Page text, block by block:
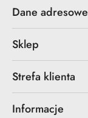
Dane adresowe
Sklep
Strefa klienta
Informacje